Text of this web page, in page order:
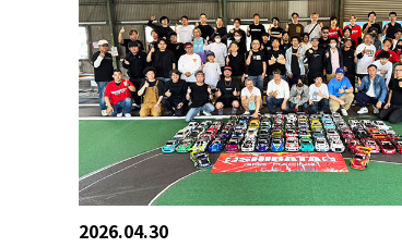
2026.04.30